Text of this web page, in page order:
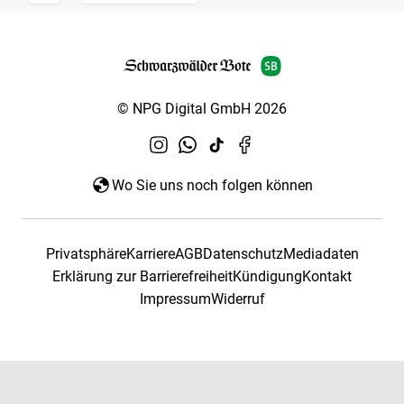
© NPG Digital GmbH 2026
Wo Sie uns noch folgen können
PrivatsphäreKarriereAGBDatenschutzMediadaten
Erklärung zur BarrierefreiheitKündigungKontakt
ImpressumWiderruf